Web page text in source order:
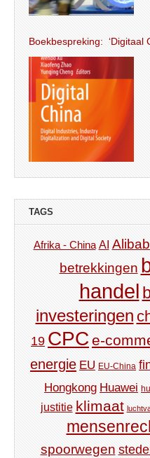
Boekbespreking: ‘Digitaal
TAGS
Afrika - China AI
betrekkingen
handel
investeringen
19 CPC e-
energie EU EU-China
Hongkong Huawei
justitie klimaat
spoorwegen